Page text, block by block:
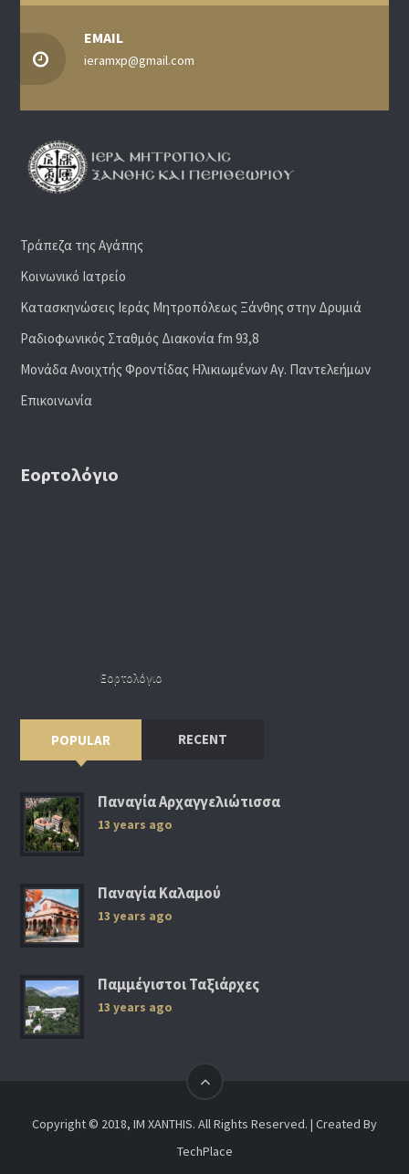
EMAIL
ieramxp@gmail.com
Τράπεζα της Αγάπης
Κοινωνικό Ιατρείο
Κατασκηνώσεις Ιεράς Μητροπόλεως Ξάνθης στην Δρυμιά
Ραδιoφωνικός Σταθμός Διακονία fm 93,8
Μονάδα Ανοιχτής Φροντίδας Ηλικιωμένων Αγ. Παντελεήμων
Επικοινωνία
Εορτολόγιο
Εορτολόγιο
POPULAR RECENT
Παναγία Αρχαγγελιώτισσα
13 years ago
Παναγία Καλαμού
13 years ago
Παμμέγιστοι Ταξιάρχες
13 years ago
Copyright © 2018, IM XANTHIS. All Rights Reserved. | Created By
TechPlace